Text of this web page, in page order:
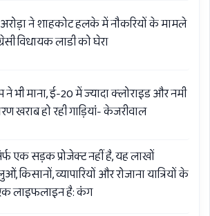
ने शाहकोट हलके में नौकरियों के मामले
विधायक लाडी को घेरा
ने भी माना, ई-20 में ज्यादा क्लोराइड और नमी
खराब हो रही गाड़ियां- केजरीवाल
एक सड़क प्रोजेक्ट नहीं है, यह लाखों
किसानों, व्यापारियों और रोजाना यात्रियों के
लाइफलाइन है: कंग